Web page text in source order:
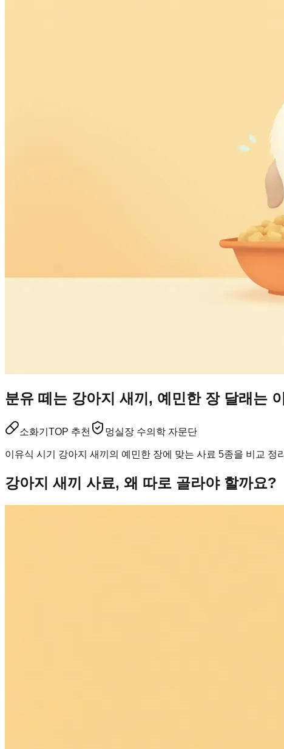
분유 떼는 강아지 새끼, 예민한 장 달래는
소화기 TOP 추천 멍실장 수의학 자문단
이유식 시기 강아지 새끼의 예민한 장에 맞는 사료 5종을 비교 정
강아지 새끼 사료, 왜 따로 골라야 할까요?